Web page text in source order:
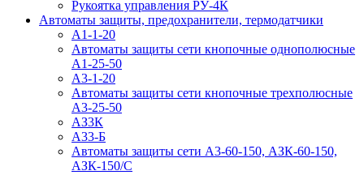
Рукоятка управления РУ-4К
Автоматы защиты, предохранители, термодатчики
А1-1-20
Автоматы защиты сети кнопочные однополюсные
А1-25-50
А3-1-20
Автоматы защиты сети кнопочные трехполюсные
А3-25-50
АЗ3К
А33-Б
Автоматы защиты сети А3-60-150, АЗК-60-150,
АЗК-150/С